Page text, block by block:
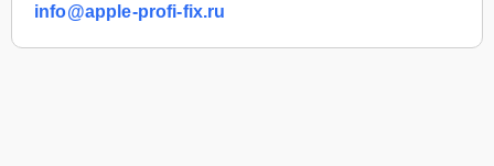
info@apple-profi-fix.ru